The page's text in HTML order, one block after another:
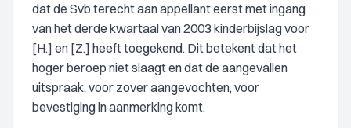
dat de Svb terecht aan appellant eerst met ingang
van het derde kwartaal van 2003 kinderbijslag voor
[H.] en [Z.] heeft toegekend. Dit betekent dat het
hoger beroep niet slaagt en dat de aangevallen
uitspraak, voor zover aangevochten, voor
bevestiging in aanmerking komt.